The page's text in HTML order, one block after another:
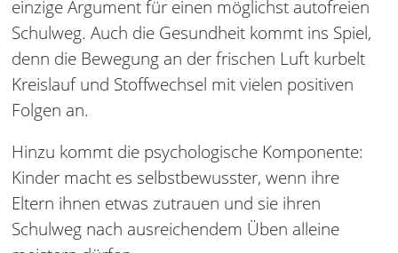
einzige Argument für einen möglichst autofreien
Schulweg. Auch die Gesundheit kommt ins Spiel,
denn die Bewegung an der frischen Luft kurbelt
Kreislauf und Stoffwechsel mit vielen positiven
Folgen an.
Hinzu kommt die psychologische Komponente:
Kinder macht es selbstbewusster, wenn ihre
Eltern ihnen etwas zutrauen und sie ihren
Schulweg nach ausreichendem Üben alleine